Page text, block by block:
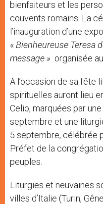
bienfaiteurs et les
couvents romains. La
l’inauguration d’une
« Bienheureuse Teresa
message » organisée
A l’occasion de sa fête
spirituelles auront lieu
Celio, marquées par
septembre et une
5 septembre, célébrée
Préfet de la
peuples.
Liturgies et neuvaines
villes d’Italie (Turin,